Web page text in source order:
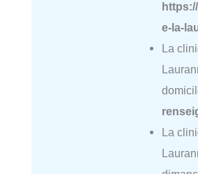
e-la-
La
La